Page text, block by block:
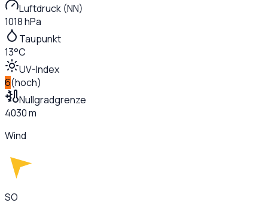
Luftdruck (NN)
1018 hPa
Taupunkt
13°C
UV-Index
6(hoch)
Nullgradgrenze
4030 m
Wind
SO